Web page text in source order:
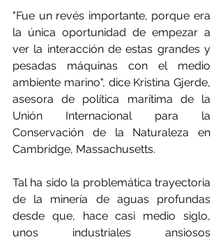
"Fue un revés importante, porque era
la única oportunidad de empezar a
ver la interacción de estas grandes y
pesadas máquinas con el medio
ambiente marino", dice Kristina Gjerde,
asesora de política marítima de la
Unión Internacional para la
Conservación de la Naturaleza en
Cambridge, Massachusetts.
Tal ha sido la problemática trayectoria
de la minería de aguas profundas
desde que, hace casi medio siglo,
unos industriales ansiosos